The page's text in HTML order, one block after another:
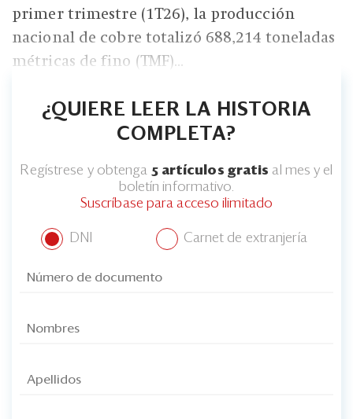
primer trimestre (1T26), la producción
nacional de cobre totalizó 688,214 toneladas
métricas de fino (TMF)...
¿QUIERE LEER LA HISTORIA
COMPLETA?
Regístrese y obtenga 5 artículos gratis al mes y el
boletín informativo.
Suscríbase para acceso ilimitado
DNI Carnet de extranjería